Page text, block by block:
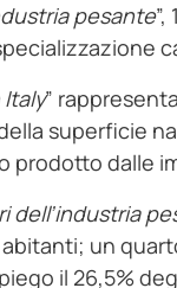
pesante
Italy”
superficie
prodotto dalle
dell’industria
un
il 26,5%